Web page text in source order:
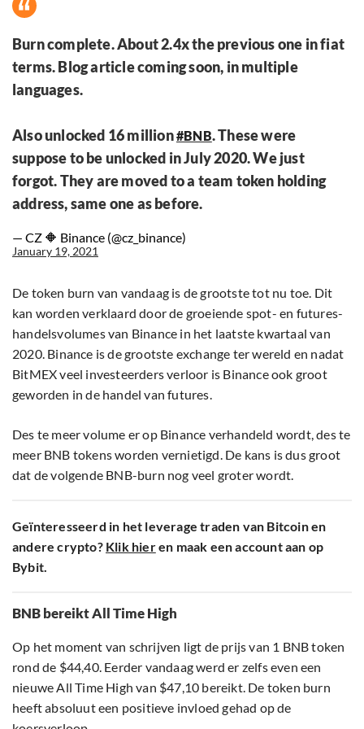
Burn complete. About 2.4x the previous one in fiat
terms. Blog article coming soon, in multiple
languages.
Also unlocked 16 million#BNB. These were
suppose to be unlocked in July 2020. We just
forgot. They are moved to a team token holding
address, same one as before.
— CZ 🔶 Binance (@cz_binance)
January 19, 2021
De token burn van vandaag is de grootste tot nu toe. Dit
kan worden verklaard door de groeiende spot- en futures-
handelsvolumes van Binance in het laatste kwartaal van
2020. Binance is de grootste exchange ter wereld en nadat
BitMEX veel investeerders verloor is Binance ook groot
geworden in de handel van futures.
Des te meer volume er op Binance verhandeld wordt, des te
meer BNB tokens worden vernietigd. De kans is dus groot
dat de volgende BNB-burn nog veel groter wordt.
Geïnteresseerd in het leverage traden van Bitcoin en
andere crypto? Klik hieren maak een account aan op
Bybit.
BNB bereikt All Time High
Op het moment van schrijven ligt de prijs van 1 BNB token
rond de $44,40. Eerder vandaag werd er zelfs even een
nieuwe All Time High van $47,10 bereikt. De token burn
heeft absoluut een positieve invloed gehad op de